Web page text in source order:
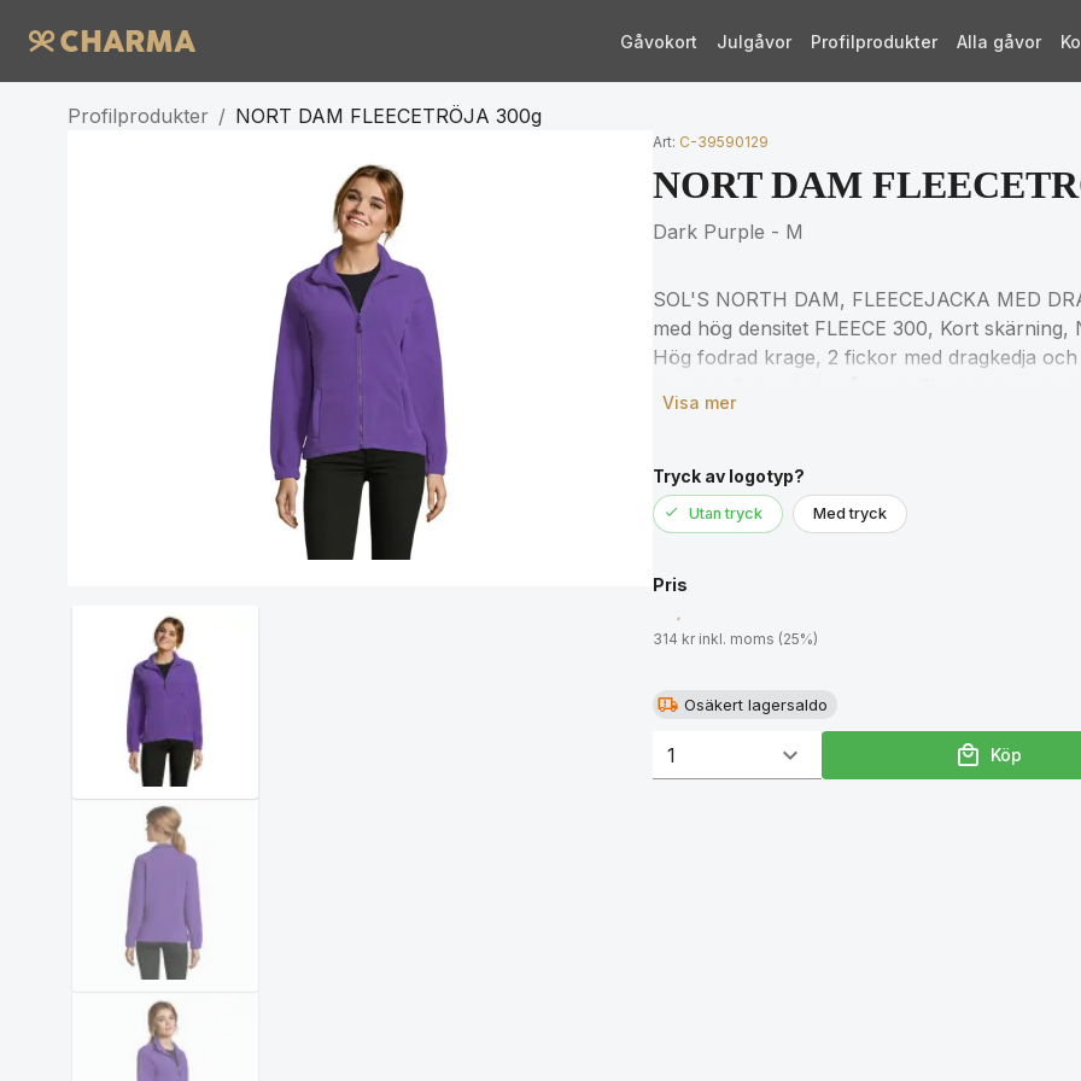
Gåvokort Julgåvor Profilprodukter Alla gåvor
Profilprodukter / NORT DAM FLEECETRÖJA 300g
Art: C-39590129
NORT DAM
Dark Purple - M
SOL'S NORTH DAM, FLEECEJACKA MED
med hög densitet FLEECE 300, Kort
Hög fodrad krage, 2 fickor med dragkedja
storlekstabellen i avsnittet om
Visa mer
Tryck av logotyp?
Utan tryck Med tryck
Pris
314 kr inkl. moms (25%)
Osäkert lagersaldo
Köp